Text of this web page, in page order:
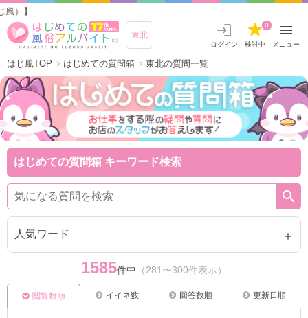
東北
ログイン 検討中
0
メニュー
はじ風TOP はじめての質問箱 東北の質問一覧
はじめての質問箱 キーワード検索
人気ワード
1585件中 （281〜300件表示）
閲覧数順 イイネ数 回答数順 更新日順